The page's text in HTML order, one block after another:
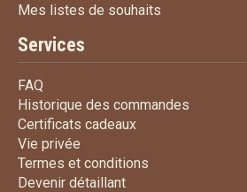
Mes listes de souhaits
Services
FAQ
Historique des commandes
Certificats cadeauxCertificats cadeaux
Vie privée
Termes et conditions
Devenir détaillantDevenir détaillant